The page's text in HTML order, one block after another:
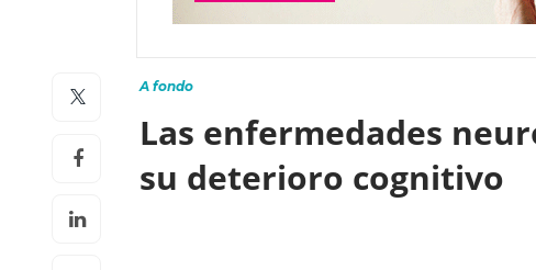
A fondo
Las enfermedades
su deterioro cognitivo